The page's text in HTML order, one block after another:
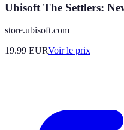
Ubisoft The Settlers:
store.ubisoft.com
19.99 EURVoir le prix